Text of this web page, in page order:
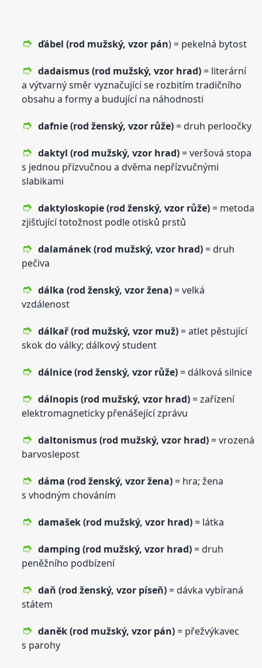
ďábel (rod mužský,vzor pán) = pekelná bytost
dadaismus (rod mužský,vzor hrad)= literární
a výtvarný směr vyznačující se rozbitím tradičního
obsahu a formy a budující na náhodnosti
dafnie (rod ženský,vzor růže)= druh perloočky
daktyl (rod mužský,vzor hrad)= veršová stopa
s jednou přízvučnou a dvěma nepřízvučnými
slabikami
daktyloskopie (rod ženský,vzor růže)= metoda
zjišťující totožnost podle otisků prstů
dalamánek (rod mužský,vzor hrad)= druh
pečiva
dálka (rod ženský,vzoržena)= velká
vzdálenost
dálkař (rod mužský,vzor muž)= atlet pěstující
skok do války; dálkový student
dálnice (rod ženský,vzor růže)= dálková silnice
dálnopis (rod mužský,vzor hrad)= zařízení
elektromagneticky přenášející zprávu
daltonismus (rod mužský,vzor hrad)= vrozená
barvoslepost
dáma (rod ženský,vzoržena)= hra; žena
s vhodným chováním
damašek (rod mužský,vzor hrad)= látka
damping (rod mužský,vzor hrad)= druh
peněžního podbízení
daň (rod ženský,vzor píseň)= dávka vybíraná
státem
daněk (rod mužský,vzor pán)= přežvýkavec
s parohy